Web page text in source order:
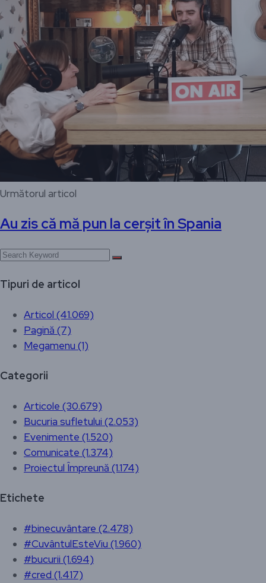
Următorul articol
Au zis că mă pun la cerșit în Spania
Tipuri de articol
Articol (41.069)
Pagină (7)
Megamenu (1)
Categorii
Articole (30.679)
Bucuria sufletului (2.053)
Evenimente (1.520)
Comunicate (1.374)
Proiectul Împreună (1.174)
Etichete
#binecuvântare (2.478)
#CuvântulEsteViu (1.960)
#bucurii (1.694)
#cred (1.417)